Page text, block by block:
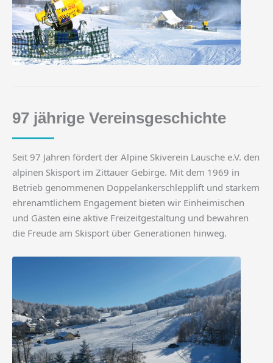
97 jährige Vereinsgeschichte
Seit 97 Jahren fördert der Alpine Skiverein Lausche e.V. den
alpinen Skisport im Zittauer Gebirge. Mit dem 1969 in
Betrieb genommenen Doppelankerschlepplift und starkem
ehrenamtlichem Engagement bieten wir Einheimischen
und Gästen eine aktive Freizeitgestaltung und bewahren
die Freude am Skisport über Generationen hinweg.